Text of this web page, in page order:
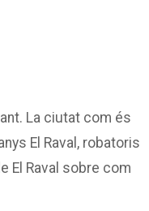
La ciutat com és
El Raval, robatoris
El Raval sobre com